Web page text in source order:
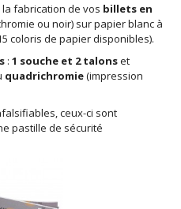
fabrication de vos billets en
ou noir) sur papier blanc à
coloris de papier disponibles).
: 1 souche et 2 talonset
quadrichromie(impression
ceux-ci sont
pastille de sécurité